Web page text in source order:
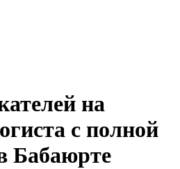
на
с полной
Бабаюрте